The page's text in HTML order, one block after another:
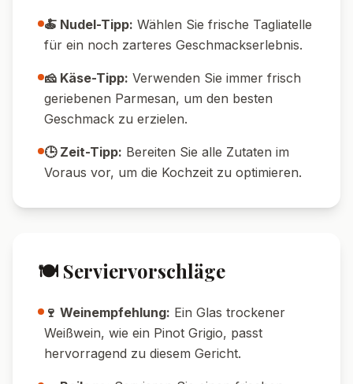
🍝 Nudel-Tipp: Wählen Sie frische Tagliatelle
für ein noch zarteres Geschmackserlebnis.
🧀 Käse-Tipp: Verwenden Sie immer frisch
geriebenen Parmesan, um den besten
Geschmack zu erzielen.
🕒 Zeit-Tipp: Bereiten Sie alle Zutaten im
Voraus vor, um die Kochzeit zu optimieren.
🍽️ Serviervorschläge
🍷 Weinempfehlung: Ein Glas trockener
Weißwein, wie ein Pinot Grigio, passt
hervorragend zu diesem Gericht.